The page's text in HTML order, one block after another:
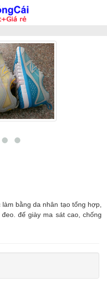
làm bằng da nhân tạo tổng hợp,
đế giày ma sát cao, chống